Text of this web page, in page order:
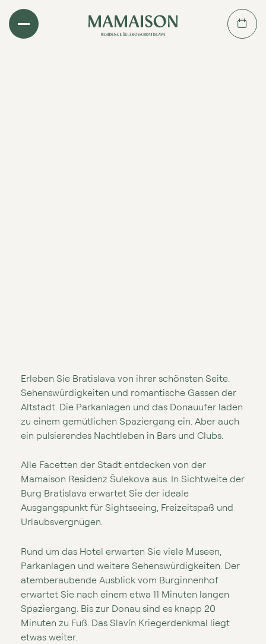
Erleben Sie Bratislava von ihrer schönsten Seite.
Sehenswürdigkeiten und romantische Gassen der
Altstadt. Die Parkanlagen und das Donauufer laden
zu einem gemütlichen Spaziergang ein. Aber auch
ein pulsierendes Nachtleben in Bars und Clubs.
Alle Facetten der Stadt entdecken von der
Mamaison Residenz Šulekova aus. In Sichtweite der
Burg Bratislava erwartet Sie der ideale
Ausgangspunkt für Sightseeing, Freizeitspaß und
Urlaubsvergnügen.
Rund um das Hotel erwarten Sie viele Museen,
Parkanlagen und weitere Sehenswürdigkeiten. Der
atemberaubende Ausblick vom Burginnenhof
erwartet Sie nach einem etwa 11 Minuten langen
Spaziergang. Bis zur Donau sind es knapp 20
Minuten zu Fuß. Das Slavín Kriegerdenkmal liegt
etwas weiter.